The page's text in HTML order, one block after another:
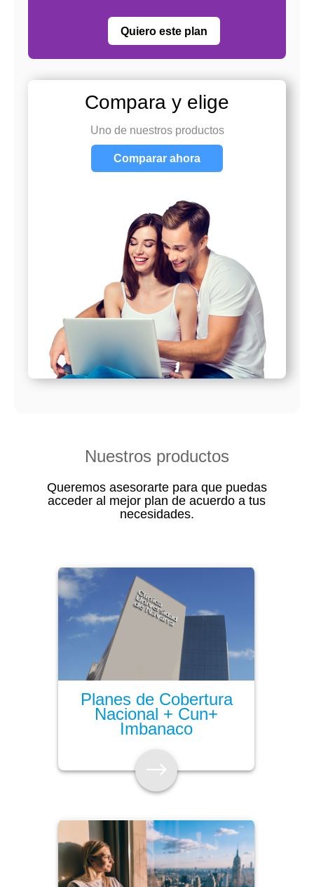
Quiero este plan
Compara y elige
Uno de nuestros productos
Comparar ahora
Nuestros productos
Queremos asesorarte para que puedas
acceder al mejor plan de acuerdo a tus
necesidades.
Planes de Cobertura
Nacional + Cun+
Imbanaco
$